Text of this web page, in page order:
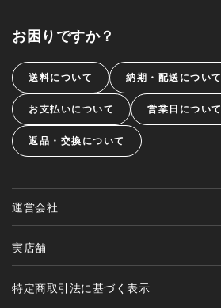
お困りですか？
送料について 納期・配送について
お支払いについて 営業日について
返品・交換について
運営会社
実店舗
特定商取引法に基づく表示